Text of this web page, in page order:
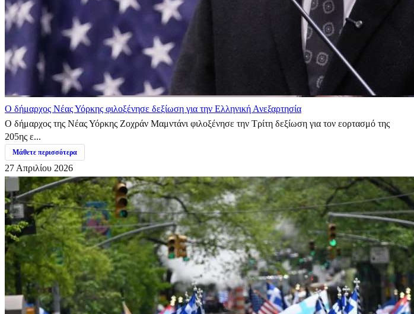
Ο δήμαρχος Νέας Υόρκης φιλοξένησε δεξίωση για την Ελληνική Ανεξαρτησία
Ο δήμαρχος της Νέας Υόρκης Ζοχράν Μαμντάνι φιλοξένησε την Τρίτη δεξίωση για τον εορτασμό της
205ης ε...
Μάθετε περισσότερα
27 Απριλίου 2026